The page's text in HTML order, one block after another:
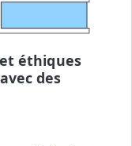
éthiques
des